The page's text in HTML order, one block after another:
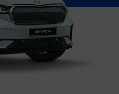
zu analysieren,
damit Ihr
Cookies
wie das